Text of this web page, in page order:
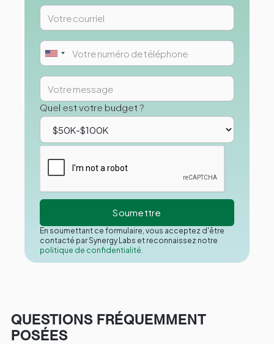
Quel est votre budget ?
En soumettant ce formulaire, vous acceptez d'être
contacté par Synergy Labs et reconnaissez notre
politique de confidentialité.
QUESTIONS FRÉQUEMMENT
POSÉES